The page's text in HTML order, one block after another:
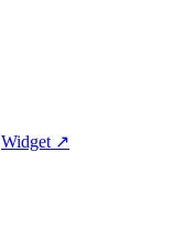
Widget ↗